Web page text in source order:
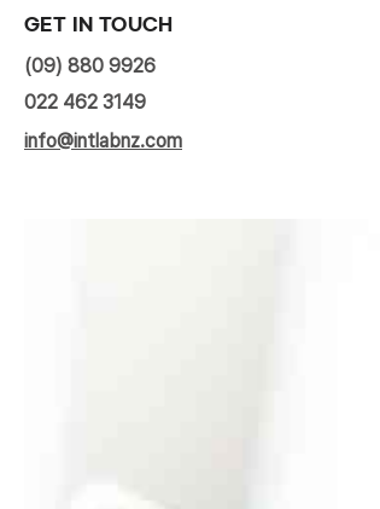
GET IN TOUCH
(09) 880 9926
022 462 3149
info@intlabnz.com